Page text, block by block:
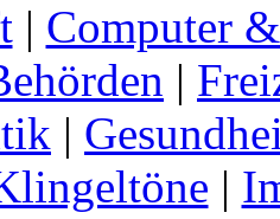
| Computer
|
|
|